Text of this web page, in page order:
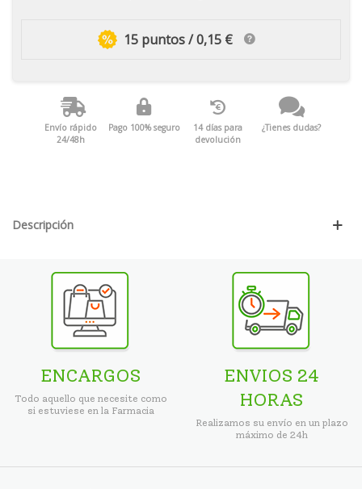
15 puntos / 0,15 €
Envío rápido
24/48h
Pago 100% seguro
14 días para
devolución
¿Tienes dudas?
Descripción
ENCARGOS
Todo aquello que necesite como
si estuviese en la Farmacia
ENVIOS 24
HORAS
Realizamos su envío en un plazo
máximo de 24h